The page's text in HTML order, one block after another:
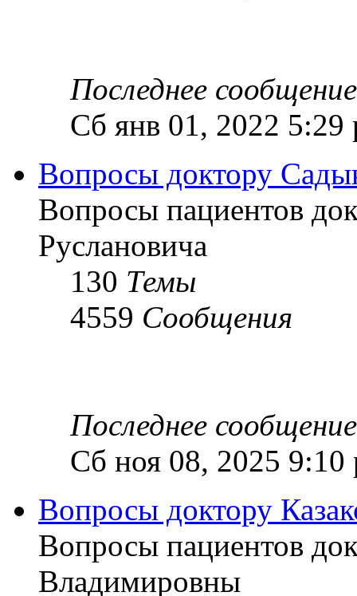
Последнее сообщение
Сб янв 01, 2022 5:29
Вопросы доктору
Вопросы пациентов
Руслановича
130 Темы
4559 Сообщения
Последнее сообщение
Сб ноя 08, 2025 9:10
Вопросы доктору
Вопросы пациентов
Владимировны